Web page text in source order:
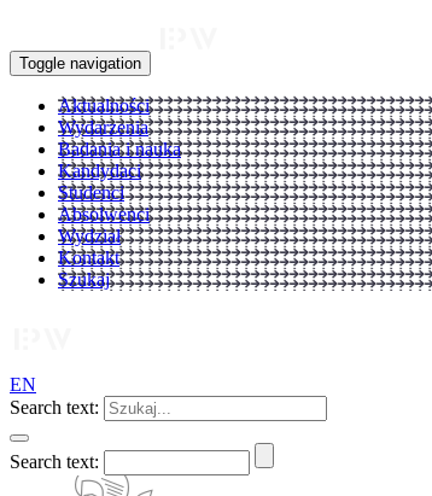
Toggle navigation
Aktualności
Wydarzenia
Badania i nauka
Kandydaci
Studenci
Absolwenci
Wydział
Kontakt
Szukaj
EN
Search text:
Search text: